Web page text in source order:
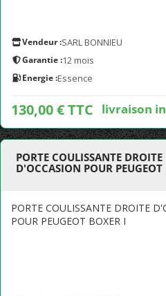
Vendeur :SARL BONNIEU
Garantie :12 mois
Energie :Essence
130,00 € TTC livraison
PORTE COULISSANTE DROITE
D'OCCASION POUR PEUGEOT
PORTE COULISSANTE DROITE
POUR PEUGEOT BOXER I